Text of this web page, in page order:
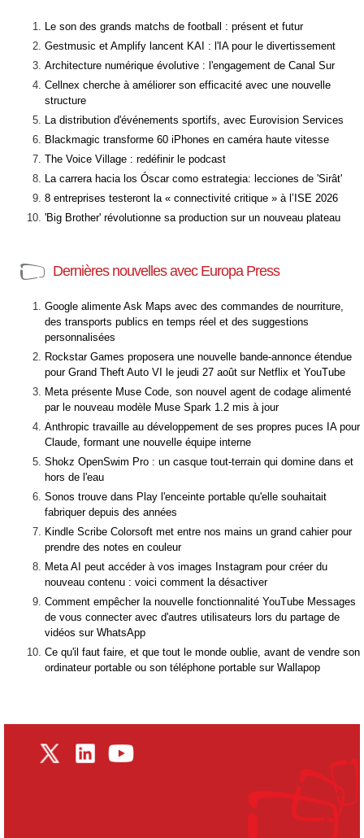
Le son des grands matchs de football : présent et futur
Gestmusic et Amplify lancent KAI : l'IA pour le divertissement
Architecture numérique évolutive : l'engagement de Canal Sur
Cellnex cherche à améliorer son efficacité avec une nouvelle
structure
La distribution d'événements sportifs, avec Eurovision Services
Blackmagic transforme 60 iPhones en caméra haute vitesse
The Voice Village : redéfinir le podcast
La carrera hacia los Óscar como estrategia: lecciones de 'Sirât'
8 entreprises testeront la « connectivité critique » à l’ISE 2026
'Big Brother' révolutionne sa production sur un nouveau plateau
Dernières nouvelles avec Europa Press
Google alimente Ask Maps avec des commandes de nourriture,
des transports publics en temps réel et des suggestions
personnalisées
Rockstar Games proposera une nouvelle bande-annonce étendue
pour Grand Theft Auto VI le jeudi 27 août sur Netflix et YouTube
Meta présente Muse Code, son nouvel agent de codage alimenté
par le nouveau modèle Muse Spark 1.2 mis à jour
Anthropic travaille au développement de ses propres puces IA pour
Claude, formant une nouvelle équipe interne
Shokz OpenSwim Pro : un casque tout-terrain qui domine dans et
hors de l'eau
Sonos trouve dans Play l'enceinte portable qu'elle souhaitait
fabriquer depuis des années
Kindle Scribe Colorsoft met entre nos mains un grand cahier pour
prendre des notes en couleur
Meta AI peut accéder à vos images Instagram pour créer du
nouveau contenu : voici comment la désactiver
Comment empêcher la nouvelle fonctionnalité YouTube Messages
de vous connecter avec d'autres utilisateurs lors du partage de
vidéos sur WhatsApp
Ce qu'il faut faire, et que tout le monde oublie, avant de vendre son
ordinateur portable ou son téléphone portable sur Wallapop